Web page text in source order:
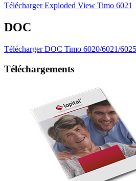
Télécharger Exploded View Timo 6021
DOC
Télécharger DOC Timo 6020/6021/
Téléchargements